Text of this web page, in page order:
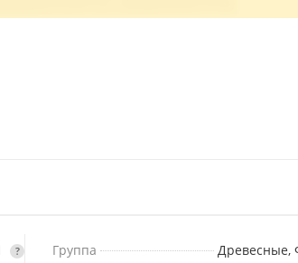
? Группа
Древесные,